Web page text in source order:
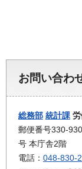
お問い合わ
総務部 統計課
郵便番号330-
号 本庁舎2階
電話： 048-830-